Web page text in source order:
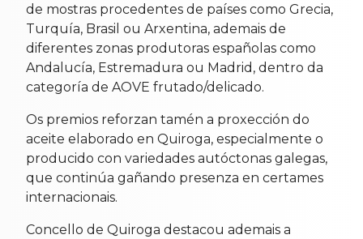
de mostras procedentes de países como Grecia,
Turquía, Brasil ou Arxentina, ademais de
diferentes zonas produtoras españolas como
Andalucía, Estremadura ou Madrid, dentro da
categoría de AOVE frutado/delicado.
Os premios reforzan tamén a proxección do
aceite elaborado en Quiroga, especialmente o
producido con variedades autóctonas galegas,
que continúa gañando presenza en certames
internacionais.
Concello de Quiroga destacou ademais a